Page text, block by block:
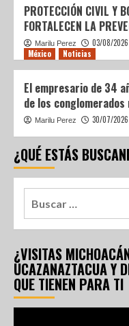
PROTECCIÓN CIVIL Y
FORTALECEN LA
Marilu Perez 03/08/2026
México Noticias
El empresario de 34
de los
Marilu Perez 30/07/2026
¿QUÉ ESTÁS
¿VISITAS
UCAZANAZTACUA Y
QUE TIENEN PARA TI